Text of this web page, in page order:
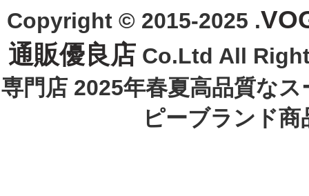
Copyright © 2015-2025 .
通販優良店 Co.Ltd All
専門店 2025年春夏高品質な
ピーブランド